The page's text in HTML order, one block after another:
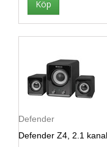
Defender
Defender Z4, 2.1